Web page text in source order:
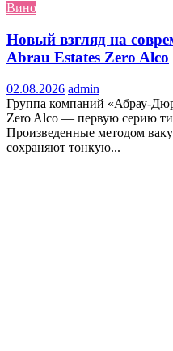
Вино
Новый взгляд на
Abrau Estates Zero Alco
02.08.2026 admin
Группа компаний «Абрау-
Zero Alco — первую серию
Произведенные методом
сохраняют тонкую...